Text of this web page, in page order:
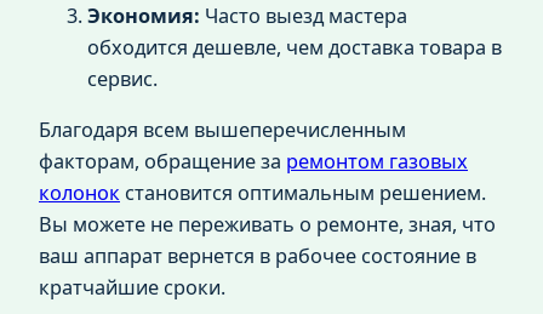
Экономия: Часто выезд мастера
обходится дешевле, чем доставка товара в
сервис.
Благодаря всем вышеперечисленным
факторам, обращение за ремонтом газовых
колонок становится оптимальным решением.
Вы можете не переживать о ремонте, зная, что
ваш аппарат вернется в рабочее состояние в
кратчайшие сроки.